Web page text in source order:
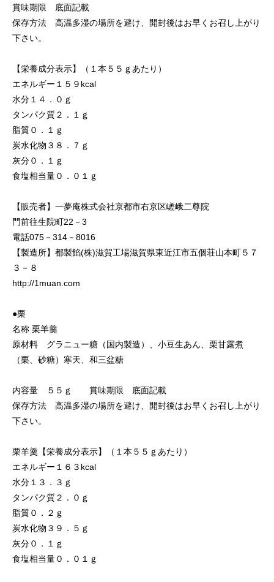
賞味期限 底面記載
保存方法 高温多湿の場所を避け、開封後はお早くお召し上がり
下さい。
【栄養成分表示】（１本５５ｇあたり）
エネルギー１５９kcal
水分１４．０ｇ
タンパク質２．１ｇ
脂質０．１ｇ
炭水化物３８．７ｇ
灰分０．１ｇ
食塩相当量０．０１ｇ
【販売者】一夢庵株式会社京都市右京区嵯峨二尊院
門前往生院町22－3
電話075－314－8016
【製造所】都製餡(株)滋賀工場滋賀県東近江市五個荘山本町５７
３－８
http://1muan.com
●栗
名称 栗羊羹
原材料 グラニュー糖（国内製造）、小豆生あん、栗甘露煮
（栗、砂糖）寒天、和三盆糖
内容量 ５５ｇ 賞味期限 底面記載
保存方法 高温多湿の場所を避け、開封後はお早くお召し上がり
下さい。
栗羊羹【栄養成分表示】（１本５５ｇあたり）
エネルギー１６３kcal
水分１３．３ｇ
タンパク質２．０ｇ
脂質０．２ｇ
炭水化物３９．５ｇ
灰分０．１ｇ
食塩相当量０．０１ｇ